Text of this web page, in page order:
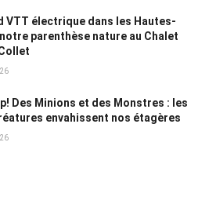
VTT électrique dans les Hautes-
parenthèse nature au Chalet
Des Minions et des Monstres : les
envahissent nos étagères